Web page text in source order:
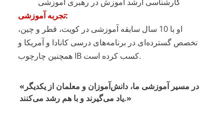
تجربه آموزشی:
او با 10 سال سابقه آموزشی در کویت، قطر و چین،
تخصص گسترده‌ای در برنامه‌های درسی کانادا و آمریکا و
همچنین چارچوب IB کسب کرده است.
«در مسیر آموزشی ما، دانش‌آموزان و معلمان از یکدیگر
یاد می‌گیرند و با هم رشد می‌کنند.»